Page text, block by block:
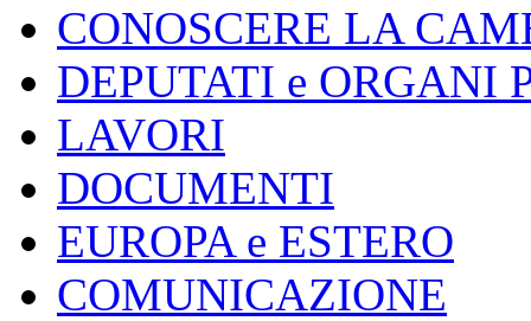
CONOSCERE LA
DEPUTATI e ORGANI
LAVORI
DOCUMENTI
EUROPA e ESTERO
COMUNICAZIONE